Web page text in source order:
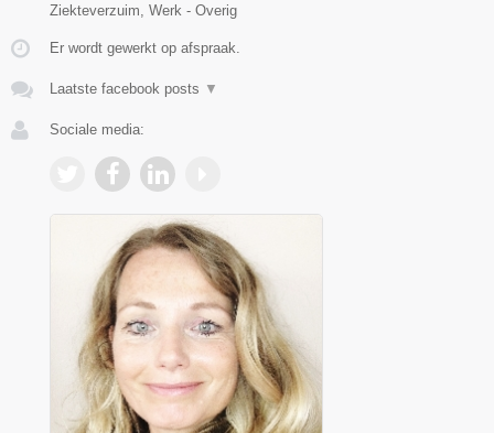
Ziekteverzuim, Werk - Overig
Er wordt gewerkt op afspraak.
Laatste facebook posts ▼
Sociale media: